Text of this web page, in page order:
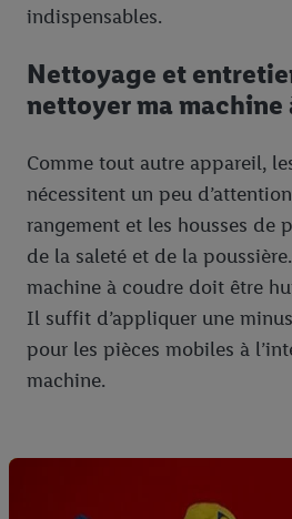
indispensables.
Nettoyage et
nettoyer ma machine
Comme tout autre appareil,
nécessitent un peu
rangement et les housses de
de la saleté et de la
machine à coudre doit être
Il suffit d’appliquer une
pour les pièces mobiles à
machine.